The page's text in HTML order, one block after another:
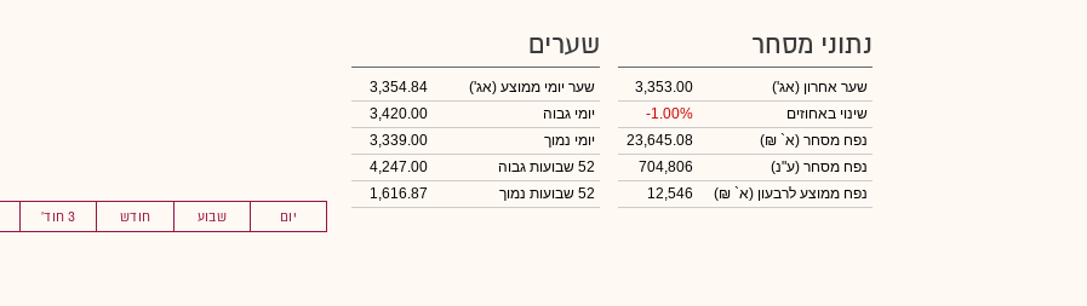
יום שבוע חודש 3 חוד'
נתוני מסחר
שער אחרון (אג')
3,353.00
שינוי באחוזים
-1.00%
נפח מסחר (א` ₪)
23,645.08
נפח מסחר (ע"נ)
704,806
נפח ממוצע לרבעון (א` ₪)
12,546
שערים
שער יומי ממוצע (אג')
3,354.84
יומי גבוה
3,420.00
יומי נמוך
3,339.00
52 שבועות גבוה
4,247.00
52 שבועות נמוך
1,616.87